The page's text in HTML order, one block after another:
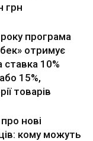
грн
програма
отримує
ставка 10%
15%,
товарів
нові
кому можуть